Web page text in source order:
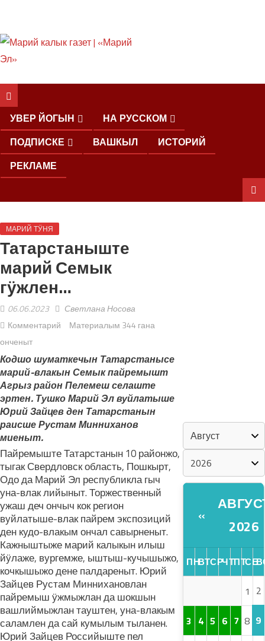
УВЕР ЙОГЫН
НА РУССКОМ
ПОДПИСКЕ
ВАШКЫЛ
ИСТОРИЙ
РЕКЛАМЕ
МАРИЙ ТӰНЯ
Татарстаныште
марий Семык
гӱжлен…
06.06.2023
Светлана Носова
Комментарий
Материалым 344 гана
онченыт
Кодшо шуматкечын Татарстанысе
марий-влакын Семык пайремышт
Агрыз район Пелемеш селаште
эртен. Тушко Марий Эл вуйлатыше
Юрий Зайцев ден Татарстанын
раисше Рустам Минниханов
миеныт.
Пайремыште Татарстанын 10 районжо,
тыгак Свердловск область, Пошкырт,
Одо да Марий Эл республикла гыч
уна-влак лийыныт. Торжественный
ужаш деч ончыч кок регион
вуйлатыше-влак пайрем экспозиций
ден кудо-влакым ончал савырненыт.
Кажныштыже марий калыкын илыш
йӱлаже, вургемже, ыштыш-кучышыжо,
кочкышыжо дене палдареныт. Юрий
Зайцев Рустам Миннихановлан
пайремыш ӱжмыжлан да шокшын
вашлиймыжлан тауштен, уна-влакым
саламлен да сай кумылым тыланен.
Юрий Зайцев Российыште пел
«
2026
ПНВТСРЧТПТСБ
1 2
3 4 5 6 7 8 9